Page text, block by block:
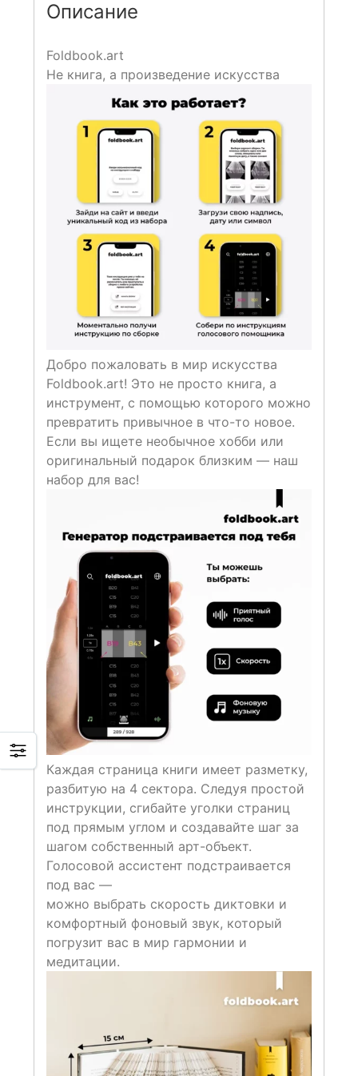
Описание
Foldbook.art
Не книга, а произведение искусства
Добро пожаловать в мир искусства
Foldbook.art! Это не просто книга, а
инструмент, с помощью которого можно
превратить привычное в что-то новое.
Если вы ищете необычное хобби или
оригинальный подарок близким — наш
набор для вас!
Каждая страница книги имеет разметку,
разбитую на 4 сектора. Следуя простой
инструкции, сгибайте уголки страниц
под прямым углом и создавайте шаг за
шагом собственный арт-объект.
Голосовой ассистент подстраивается
под вас —
можно выбрать скорость диктовки и
комфортный фоновый звук, который
погрузит вас в мир гармонии и
медитации.